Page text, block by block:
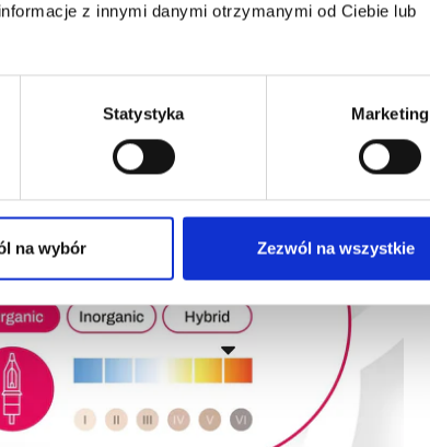
z innymi danymi otrzymanymi od Ciebie lub
Statystyka Marketing
na wybór Zezwól na wszystkie